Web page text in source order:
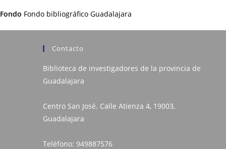
Fondo Fondo bibliográfico Guadalajara
Contacto
Biblioteca de investigadores de la provincia de
Guadalajara
Centro San José. Calle Atienza 4, 19003,
Guadalajara
Teléfono: 949887576